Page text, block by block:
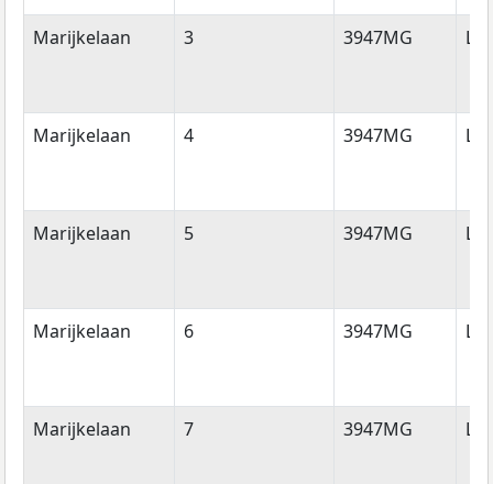
Marijkelaan 3 3947MG
Marijkelaan 4 3947MG
Marijkelaan 5 3947MG
Marijkelaan 6 3947MG
Marijkelaan 7 3947MG